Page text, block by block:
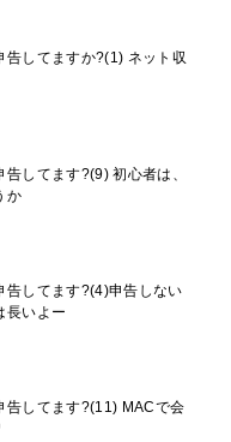
告してますか?(1) ネット収
してます?(9) 初心者は、
か
告してます?(4)申告しない
長いよー
告してます?(11) MACで会